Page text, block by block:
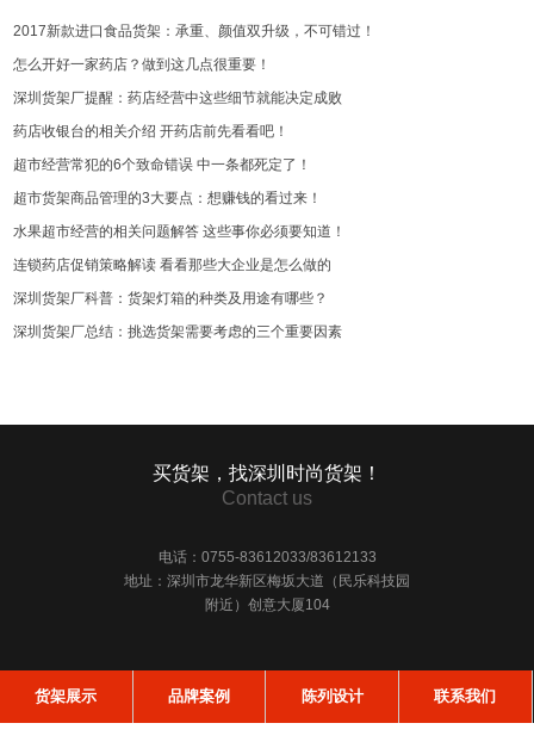
2017新款进口食品货架：承重、颜值双升级，不可错过！
怎么开好一家药店？做到这几点很重要！
深圳货架厂提醒：药店经营中这些细节就能决定成败
药店收银台的相关介绍 开药店前先看看吧！
超市经营常犯的6个致命错误 中一条都死定了！
超市货架商品管理的3大要点：想赚钱的看过来！
水果超市经营的相关问题解答 这些事你必须要知道！
连锁药店促销策略解读 看看那些大企业是怎么做的
深圳货架厂科普：货架灯箱的种类及用途有哪些？
深圳货架厂总结：挑选货架需要考虑的三个重要因素
买货架，找深圳时尚货架！
Contact us
电话：0755-83612033/83612133
地址：深圳市龙华新区梅坂大道（民乐科技园
附近）创意大厦104
货架展示 品牌案例 陈列设计 联系我们